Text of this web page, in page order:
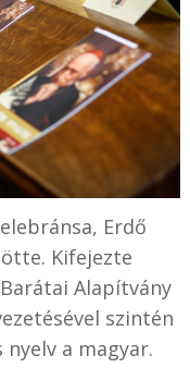
Erdő
Kifejezte
Alapítvány
szintén
nyelv a magyar.